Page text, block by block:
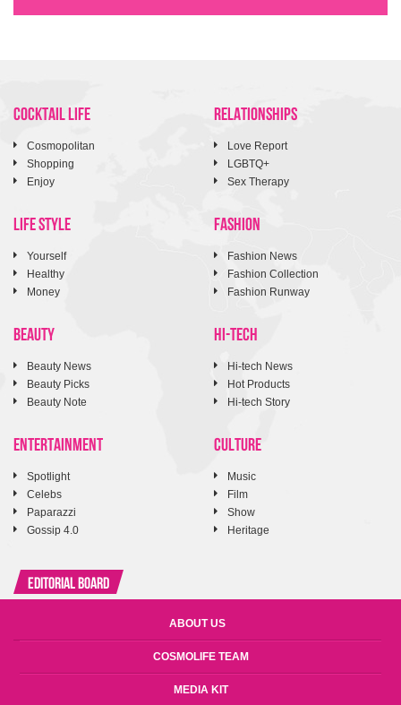
COCKTAIL LIFE
Cosmopolitan
Shopping
Enjoy
RELATIONSHIPS
Love Report
LGBTQ+
Sex Therapy
LIFE STYLE
Yourself
Healthy
Money
FASHION
Fashion News
Fashion Collection
Fashion Runway
BEAUTY
Beauty News
Beauty Picks
Beauty Note
HI-TECH
Hi-tech News
Hot Products
Hi-tech Story
ENTERTAINMENT
Spotlight
Celebs
Paparazzi
Gossip 4.0
CULTURE
Music
Film
Show
Heritage
Editorial Board
ABOUT US
COSMOLIFE TEAM
MEDIA KIT